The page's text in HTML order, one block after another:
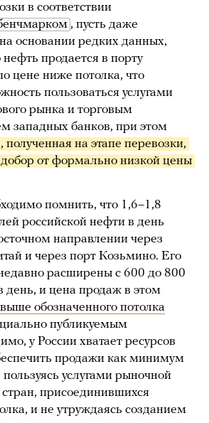
в соответствии
, пусть даже
основании редких данных,
продается в порту
цене ниже потолка, что
пользоваться услугами
рынка и торговым
западных банков, при этом
на этапе перевозки,
от формально низкой цены
помнить, что 1,6–1,8
российской нефти в день
направлении через
и через порт Козьмино. Его
расширены с 600 до 800
день, и цена продаж в этом
обозначенного потолка
публикуемым
у России хватает ресурсов
продажи как минимум
услугами рыночной
присоединившихся
и не утруждаясь созданием